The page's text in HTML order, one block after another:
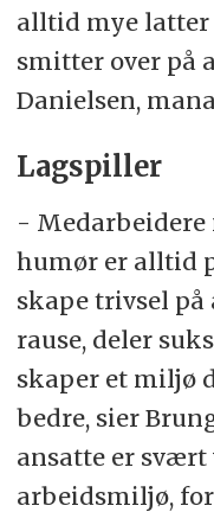
alltid mye latter
smitter over på
Danielsen,
Lagspiller
- Medarbeidere
humør er alltid
skape trivsel på
rause, deler
skaper et miljø
bedre, sier
ansatte er
arbeidsmiljø,